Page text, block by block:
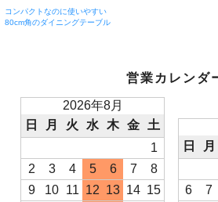
コンパクトなのに使いやすい
80cm角のダイニングテーブル
営業カレンダ
2026年8月
日
月 火 水 木 金
土
1
2
3 4 5 6 7
8
9
10 11 12 13 14 15
日
月
6
7